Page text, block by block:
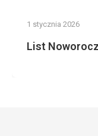
1 stycznia 2026
List